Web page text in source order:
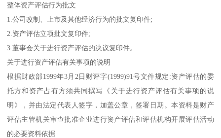
整体资产评估行为批文
1.公司改制、上市及其他经济行为的批文复印件;
2.资产评估立项批文复印件;
3.董事会关于进行资产评估的决议复印件。
关于进行资产评估有关事项的说明
根据财政部1999年3月2日财评字(1999)91号文件规定:资产评估的委
托方和资产占有方须共同撰写《关于进行资产评估有关事项的说
明》，并由法定代表人签字，加盖公章，签署日期。本资料是财产
评估主管机关审查批准企业进行资产评估和评估机构开展评估活动
的必要资料依据